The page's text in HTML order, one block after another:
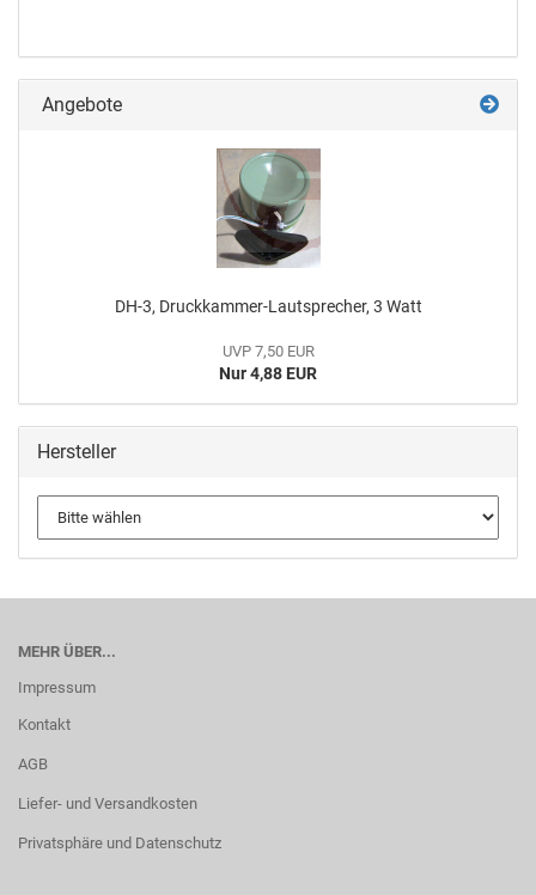
Angebote
DH-3, Druckkammer-Lautsprecher, 3 Watt
UVP 7,50 EUR
Nur 4,88 EUR
Hersteller
MEHR ÜBER...
Impressum
Kontakt
AGB
Liefer- und Versandkosten
Privatsphäre und Datenschutz